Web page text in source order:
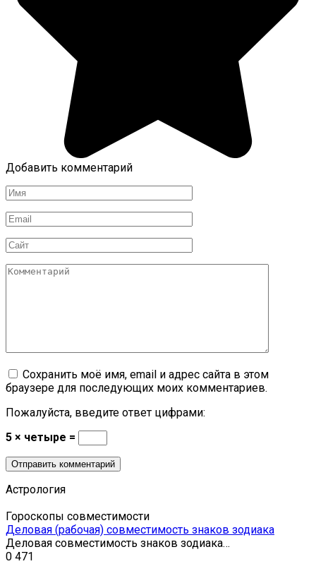
Добавить комментарий
Имя
Email
Сайт
Комментарий
Сохранить моё имя, email и адрес сайта в этом
браузере для последующих моих комментариев.
Пожалуйста, введите ответ цифрами:
5 × четыре =
Астрология
Гороскопы совместимости
Деловая (рабочая) совместимость знаков зодиака
Деловая совместимость знаков зодиака…
0 471